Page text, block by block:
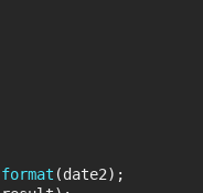
format (date2);